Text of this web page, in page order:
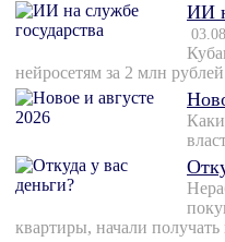
ИИ
нейросетям за 2 млн
квартиры, начали